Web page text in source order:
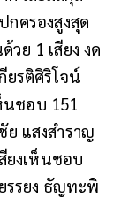
ครองสูงสุด
วย 1 เสียง งด
ยรติศิริโจน์
นชอบ 151
ย แสงสำราญ
ยงเห็นชอบ
ยรรยง ธัญทะพิ